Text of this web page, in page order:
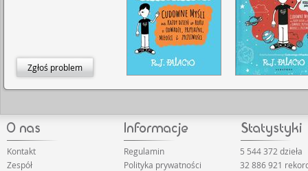
Zgłoś problem
Kontakt
Zespół
Regulamin
Polityka prywatności
5 544 372 dzieła
32 886 921